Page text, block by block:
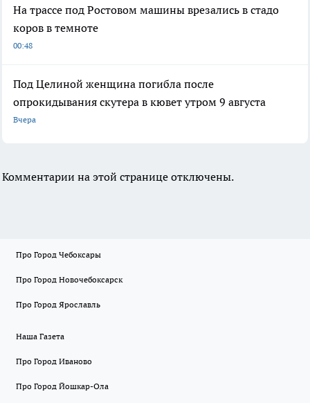
На трассе под Ростовом машины врезались в стадо
коров в темноте
00:48
Под Целиной женщина погибла после
опрокидывания скутера в кювет утром 9 августа
Вчера
Комментарии на этой странице отключены.
Про Город Чебоксары
Про Город Новочебоксарск
Про Город Ярославль
Наша Газета
Про Город Иваново
Про Город Йошкар-Ола